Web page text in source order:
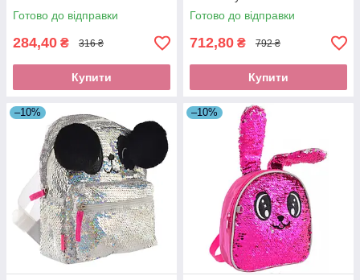
Готово до відправки
284,40 ₴ 316 ₴
Купити
Готово до відправки
712,80 ₴ 792 ₴
Купити
–10% –10%